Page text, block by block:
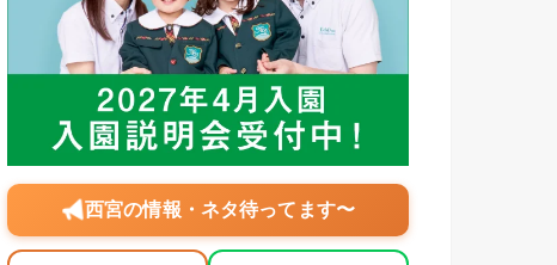
西宮の情報・ネタ待ってます〜